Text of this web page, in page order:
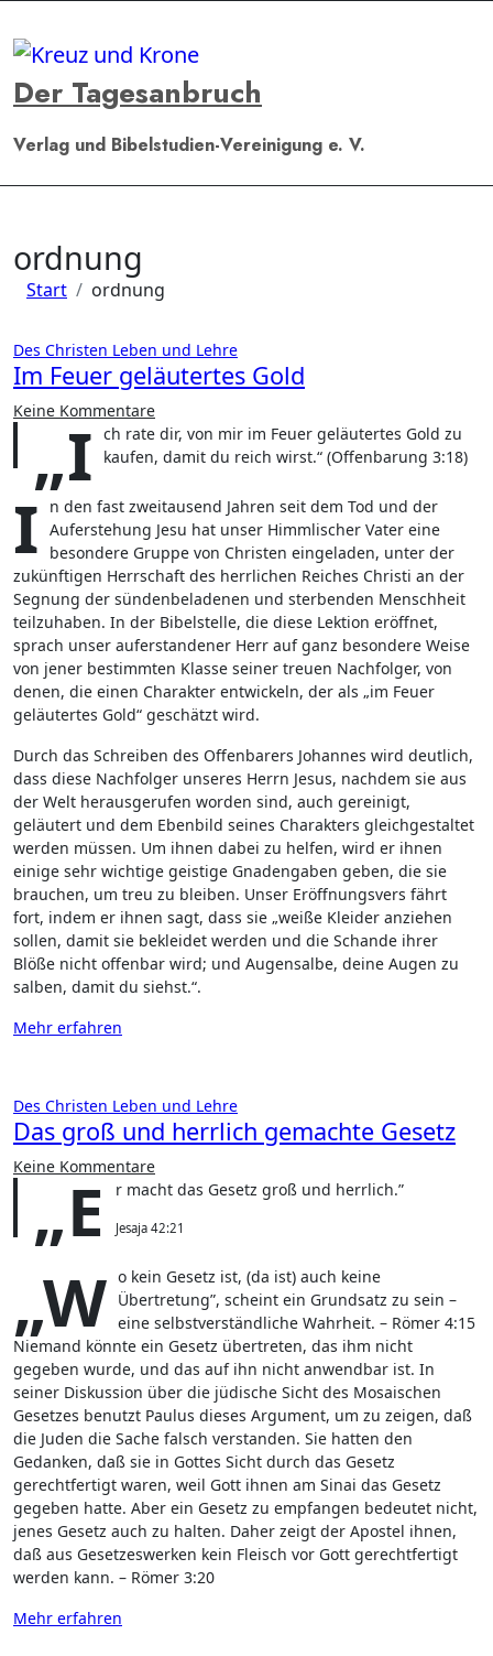
Inhalt
springen
Der Tagesanbruch
Verlag und Bibelstudien-Vereinigung e. V.
ordnung
Start ordnung
Des Christen Leben und Lehre
Im Feuer geläutertes Gold
Keine Kommentare
„I ch rate dir, von mir im Feuer geläutertes Gold zu
kaufen, damit du reich wirst.“ (Offenbarung 3:18)
I
n den fast zweitausend Jahren seit dem Tod und der
Auferstehung Jesu hat unser Himmlischer Vater eine
besondere Gruppe von Christen eingeladen, unter der
zukünftigen Herrschaft des herrlichen Reiches Christi an der
Segnung der sündenbeladenen und sterbenden Menschheit
teilzuhaben. In der Bibelstelle, die diese Lektion eröffnet,
sprach unser auferstandener Herr auf ganz besondere Weise
von jener bestimmten Klasse seiner treuen Nachfolger, von
denen, die einen Charakter entwickeln, der als „im Feuer
geläutertes Gold“ geschätzt wird.
Durch das Schreiben des Offenbarers Johannes wird deutlich,
dass diese Nachfolger unseres Herrn Jesus, nachdem sie aus
der Welt herausgerufen worden sind, auch gereinigt,
geläutert und dem Ebenbild seines Charakters gleichgestaltet
werden müssen. Um ihnen dabei zu helfen, wird er ihnen
einige sehr wichtige geistige Gnadengaben geben, die sie
brauchen, um treu zu bleiben. Unser Eröffnungsvers fährt
fort, indem er ihnen sagt, dass sie „weiße Kleider anziehen
sollen, damit sie bekleidet werden und die Schande ihrer
Blöße nicht offenbar wird; und Augensalbe, deine Augen zu
salben, damit du siehst.“.
Mehr erfahren
Des Christen Leben und Lehre
Das groß und herrlich gemachte Gesetz
Keine Kommentare
„E r macht das Gesetz groß und herrlich.”
Jesaja 42:21
„W o kein Gesetz ist, (da ist) auch keine
Übertretung”, scheint ein Grundsatz zu sein –
eine selbstverständliche Wahrheit. – Römer 4:15
Niemand könnte ein Gesetz übertreten, das ihm nicht
gegeben wurde, und das auf ihn nicht anwendbar ist. In
seiner Diskussion über die jüdische Sicht des Mosaischen
Gesetzes benutzt Paulus dieses Argument, um zu zeigen, daß
die Juden die Sache falsch verstanden. Sie hatten den
Gedanken, daß sie in Gottes Sicht durch das Gesetz
gerechtfertigt waren, weil Gott ihnen am Sinai das Gesetz
gegeben hatte. Aber ein Gesetz zu empfangen bedeutet nicht,
jenes Gesetz auch zu halten. Daher zeigt der Apostel ihnen,
daß aus Gesetzeswerken kein Fleisch vor Gott gerechtfertigt
werden kann. – Römer 3:20
Mehr erfahren